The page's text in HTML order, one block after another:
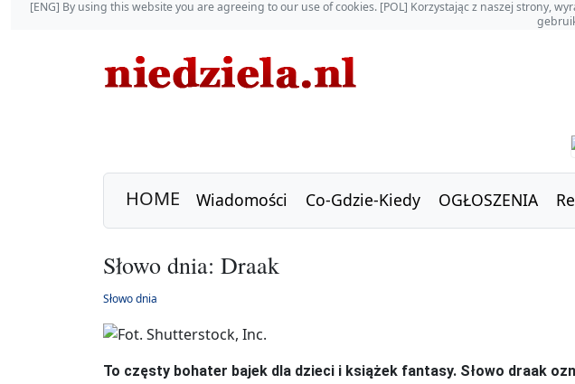
[ENG] By using this website you are agreeing to our use of cookies. [POL] Korzystając z naszej strony,
HOME Wiadomości Co-Gdzie-Kiedy OGŁOSZENIA
Słowo dnia: Draak
Słowo dnia
To częsty bohater bajek dla dzieci i książek fantasy. Słowo draak